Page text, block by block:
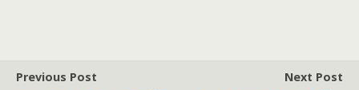
Previous Post
Next Post